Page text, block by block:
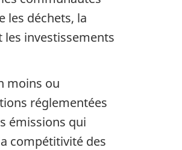
les déchets, la
investissements
moins ou
réglementées
émissions qui
compétitivité des